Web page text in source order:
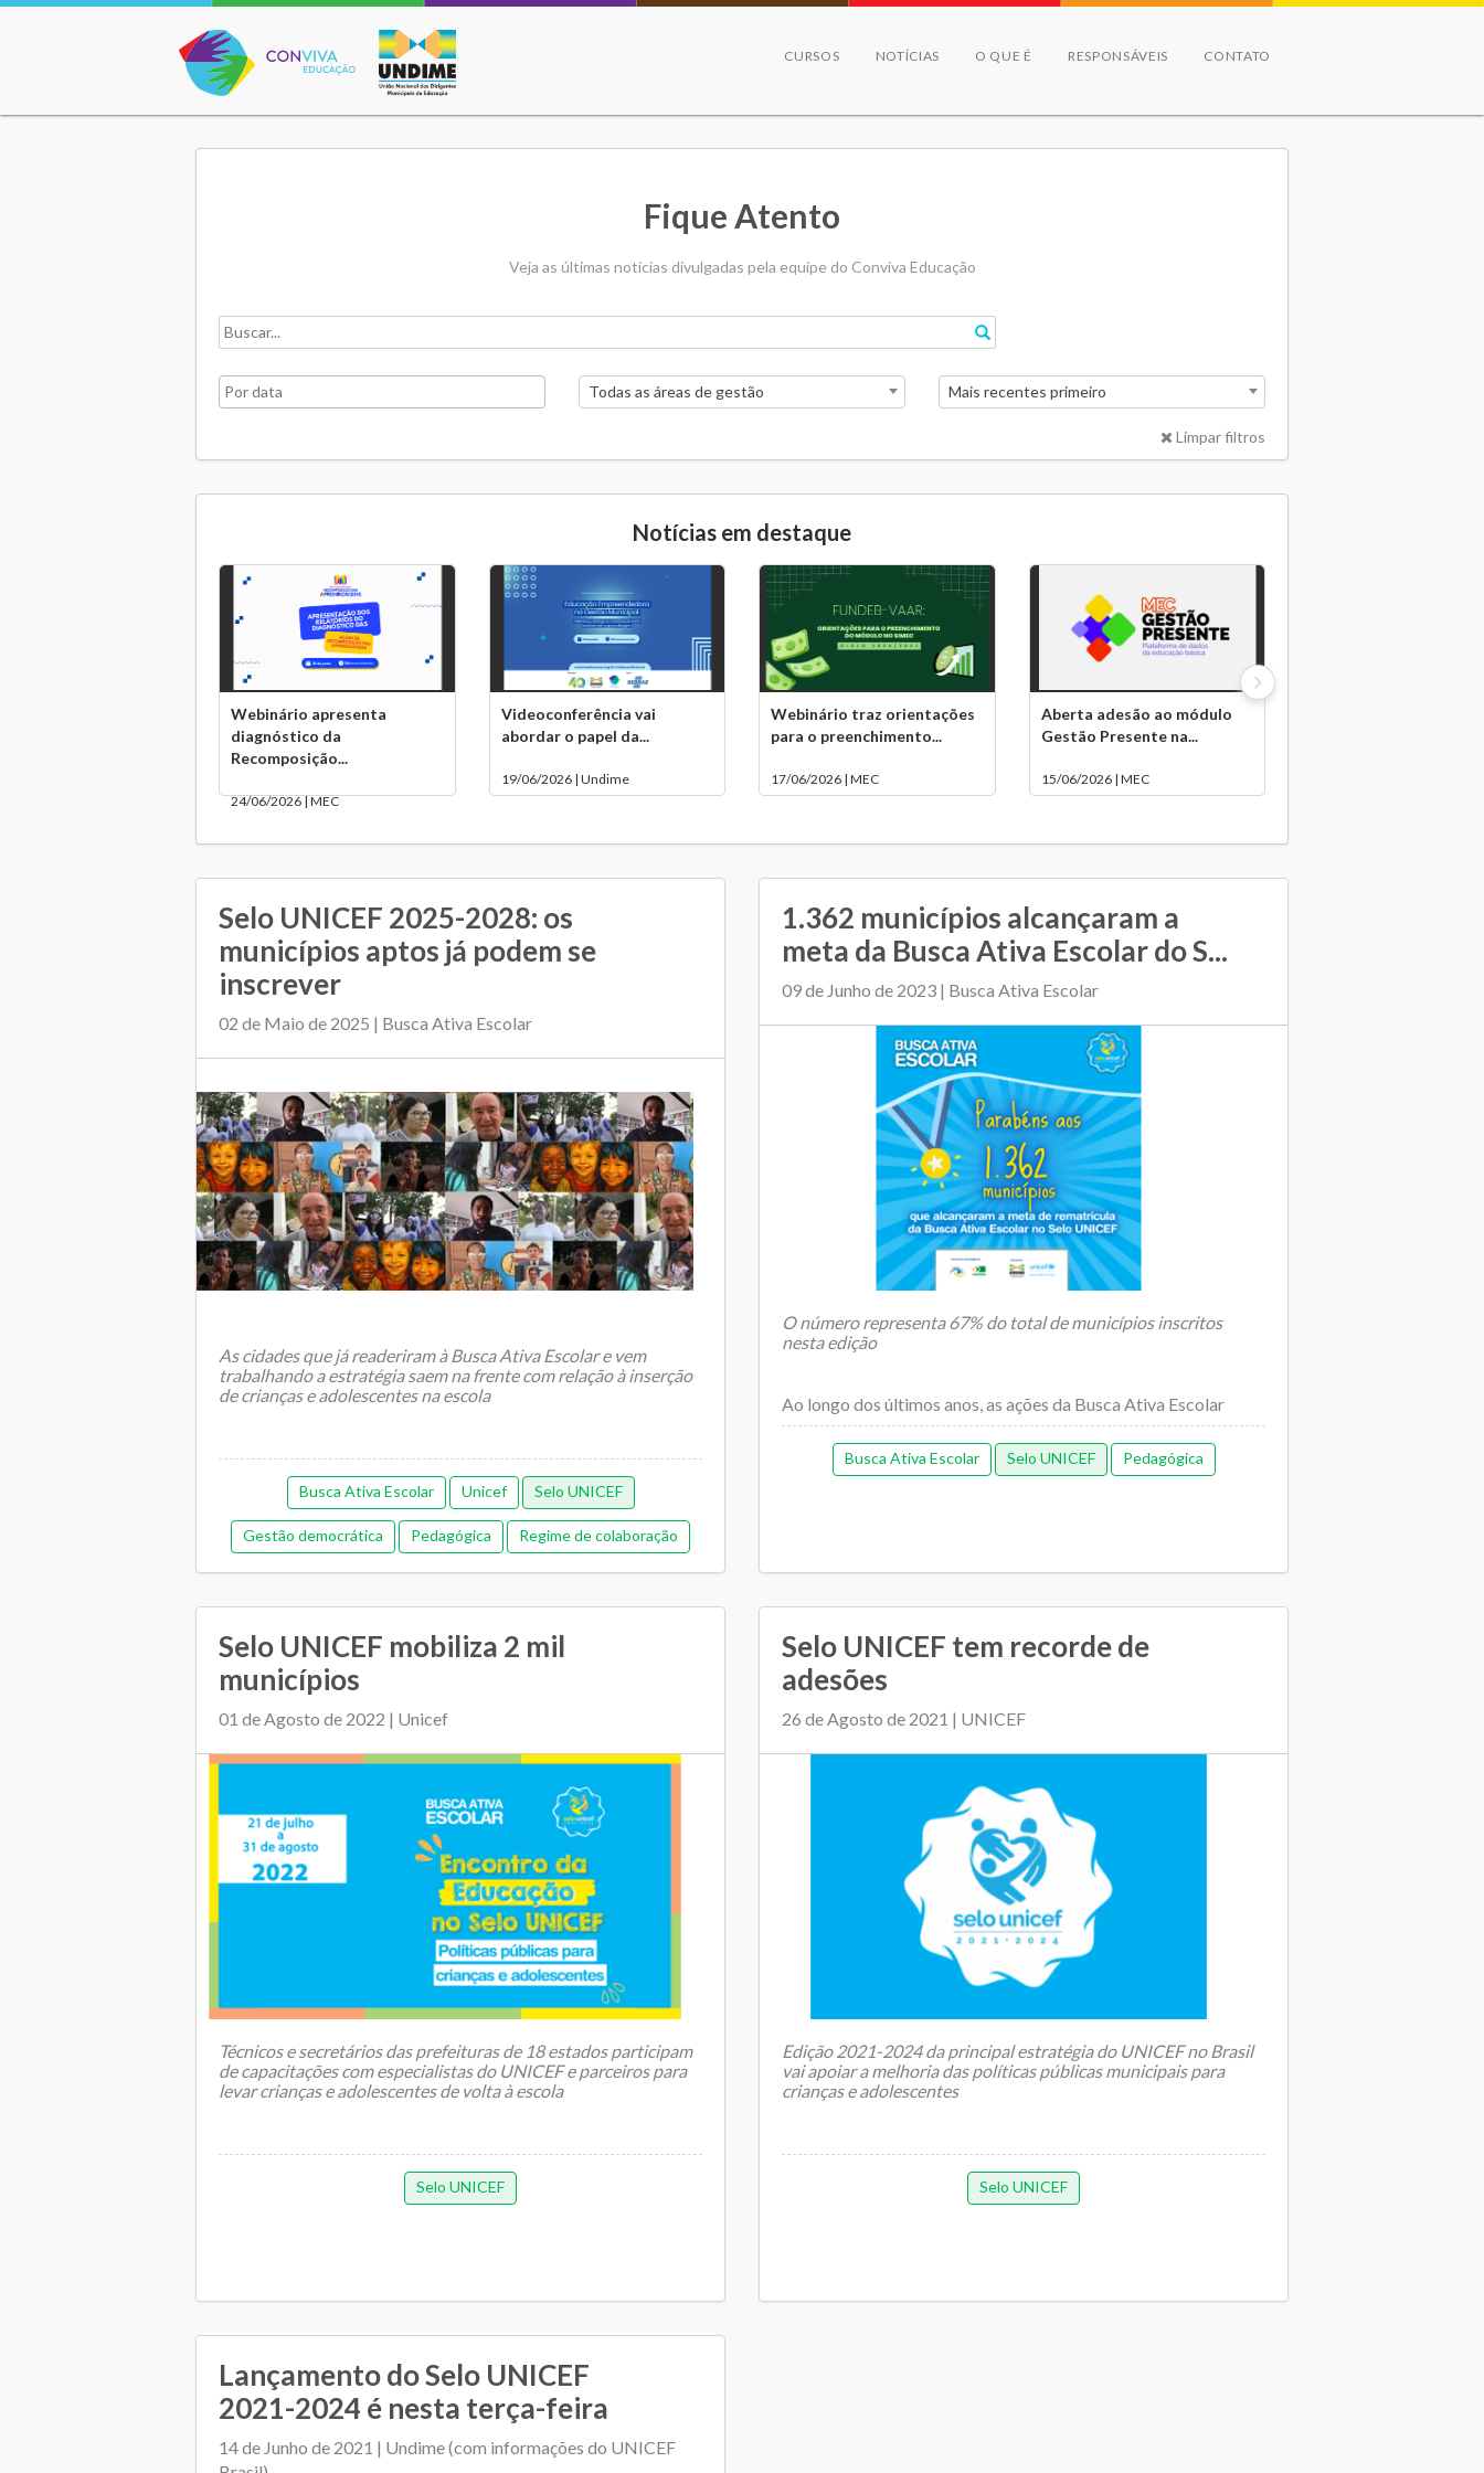
Conviva Educação
CURSOS NOTÍCIAS O QUE É RESPONSÁVEIS CONTATO
Fique Atento
Veja as últimas notícias divulgadas pela equipe do Conviva Educação
Todas as áreas de gestão Mais recentes primeiro
Limpar filtros
Notícias em destaque
Webinário apresenta
diagnóstico da
Recomposição...
24/06/2026 | MEC
Videoconferência vai
abordar o papel da...
19/06/2026 | Undime
Webinário traz orientações
para o preenchimento...
17/06/2026 | MEC
Aberta adesão ao módulo
Gestão Presente na...
15/06/2026 | MEC
Selo UNICEF 2025-2028: os
municípios aptos já podem se
inscrever
02 de Maio de 2025 | Busca Ativa Escolar
As cidades que já readeriram à Busca Ativa Escolar e vem
trabalhando a estratégia saem na frente com relação à inserção
de crianças e adolescentes na escola
Busca Ativa Escolar Unicef Selo UNICEF
Gestão democrática Pedagógica Regime de colaboração
Relacionamento entre SME e escolas
1.362 municípios alcançaram a
meta da Busca Ativa Escolar do S...
09 de Junho de 2023 | Busca Ativa Escolar
O número representa 67% do total de municípios inscritos
nesta edição
Ao longo dos últimos anos, as ações da Busca Ativa Escolar
possibilitaram que...
Busca Ativa Escolar Selo UNICEF Pedagógica
Selo UNICEF mobiliza 2 mil
municípios
01 de Agosto de 2022 | Unicef
Técnicos e secretários das prefeituras de 18 estados participam
de capacitações com especialistas do UNICEF e parceiros para
levar crianças e adolescentes de volta à escola
Selo UNICEF
Selo UNICEF tem recorde de
adesões
26 de Agosto de 2021 | UNICEF
Edição 2021-2024 da principal estratégia do UNICEF no Brasil
vai apoiar a melhoria das políticas públicas municipais para
crianças e adolescentes
Selo UNICEF
Lançamento do Selo UNICEF
2021-2024 é nesta terça-feira
14 de Junho de 2021 | Undime (com informações do UNICEF